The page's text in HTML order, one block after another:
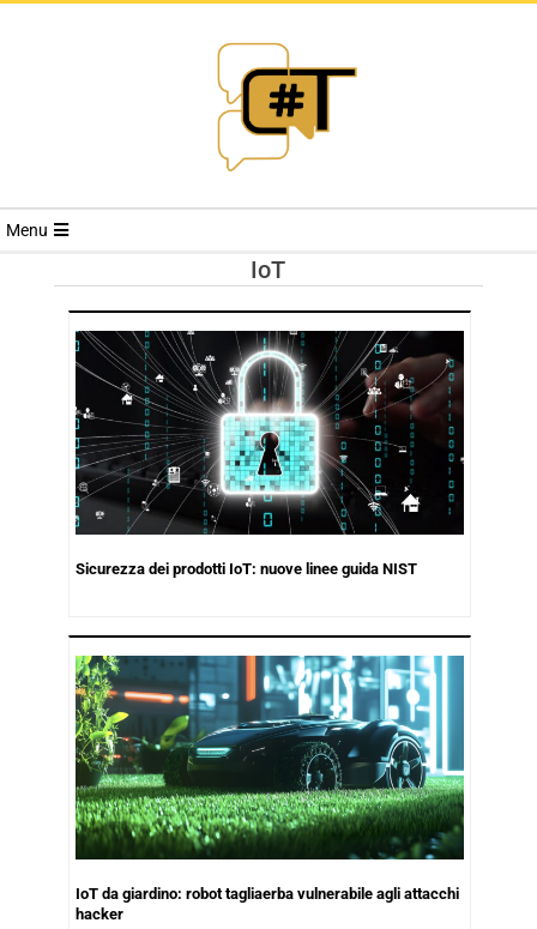
RIVISTA
TRENDS
Menu
IoT
Sicurezza dei prodotti IoT: nuove linee guida NIST
IoT da giardino: robot tagliaerba vulnerabile agli attacchi
hacker